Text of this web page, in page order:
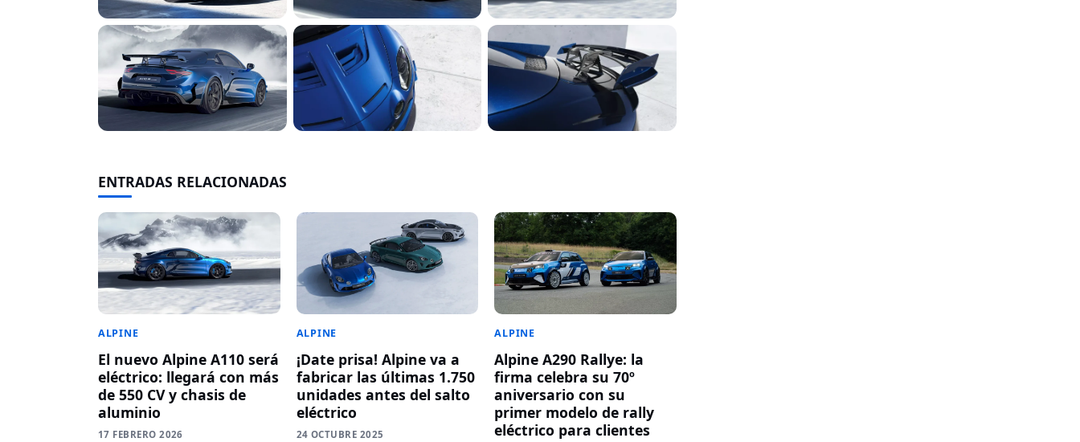
ENTRADAS RELACIONADAS
ALPINE
El nuevo Alpine A110 será
eléctrico: llegará con más
de 550 CV y chasis de
aluminio
17 FEBRERO 2026
ALPINE
¡Date prisa! Alpine va a
fabricar las últimas 1.750
unidades antes del salto
eléctrico
24 OCTUBRE 2025
ALPINE
Alpine A290 Rallye: la
firma celebra su 70º
aniversario con su
primer modelo de rally
eléctrico para clientes